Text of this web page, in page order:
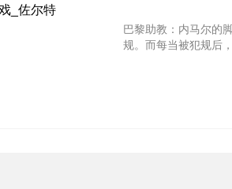
巴黎助教：内马尔的脚很敏感 所
规。而每当被犯规后